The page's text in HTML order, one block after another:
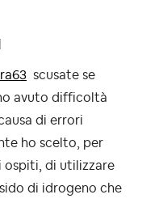
scusate se
avuto difficoltà
di errori
ho scelto, per
ospiti, di utilizzare
di idrogeno che